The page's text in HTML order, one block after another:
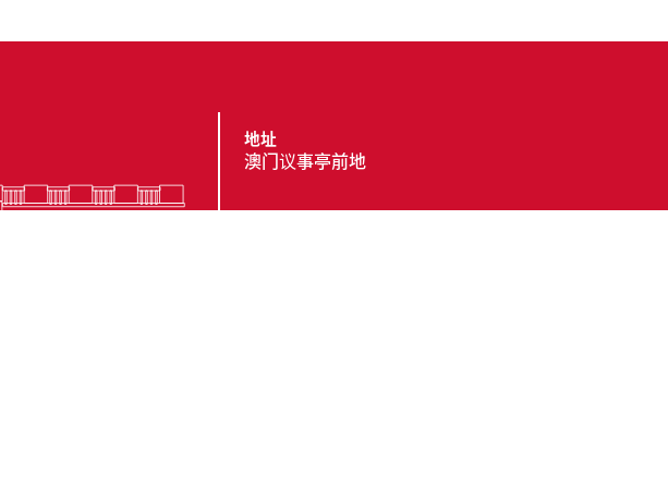
地址
澳门议事亭前地
电话